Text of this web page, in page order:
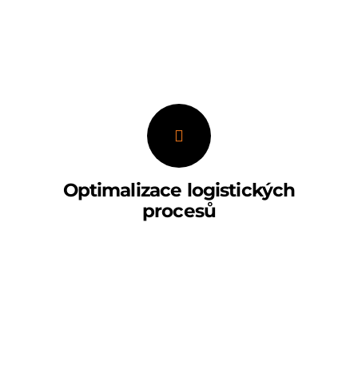
Optimalizace logistických
procesů